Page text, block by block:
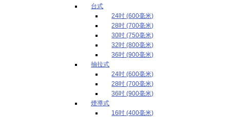
台式
24吋 (600毫米)
28吋 (700毫米)
30吋 (750毫米)
32吋 (800毫米)
36吋 (900毫米)
抽拉式
24吋 (600毫米)
28吋 (700毫米)
36吋 (900毫米)
煙導式
16吋 (400毫米)